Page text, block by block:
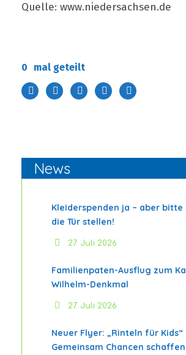
Quelle: www.niedersachsen.de
0 mal geteilt
News
Kleiderspenden ja – aber
die Tür stellen!
27. Juli 2026
Familienpaten-Ausflug zum
Wilhelm-Denkmal
27. Juli 2026
Neuer Flyer: „Rinteln für Kids“
Gemeinsam Chancen